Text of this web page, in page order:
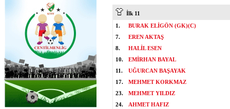
İlk 11
1.
BURAK ELİGÖN (GK)(C)
7.
EREN AKTAŞ
8.
HALİL ESEN
10.
EMİRHAN BAYAL
11.
UĞURCAN BAŞAYAK
17.
MEHMET KORKMAZ
23.
MEHMET YILDIZ
24.
AHMET HAFIZ